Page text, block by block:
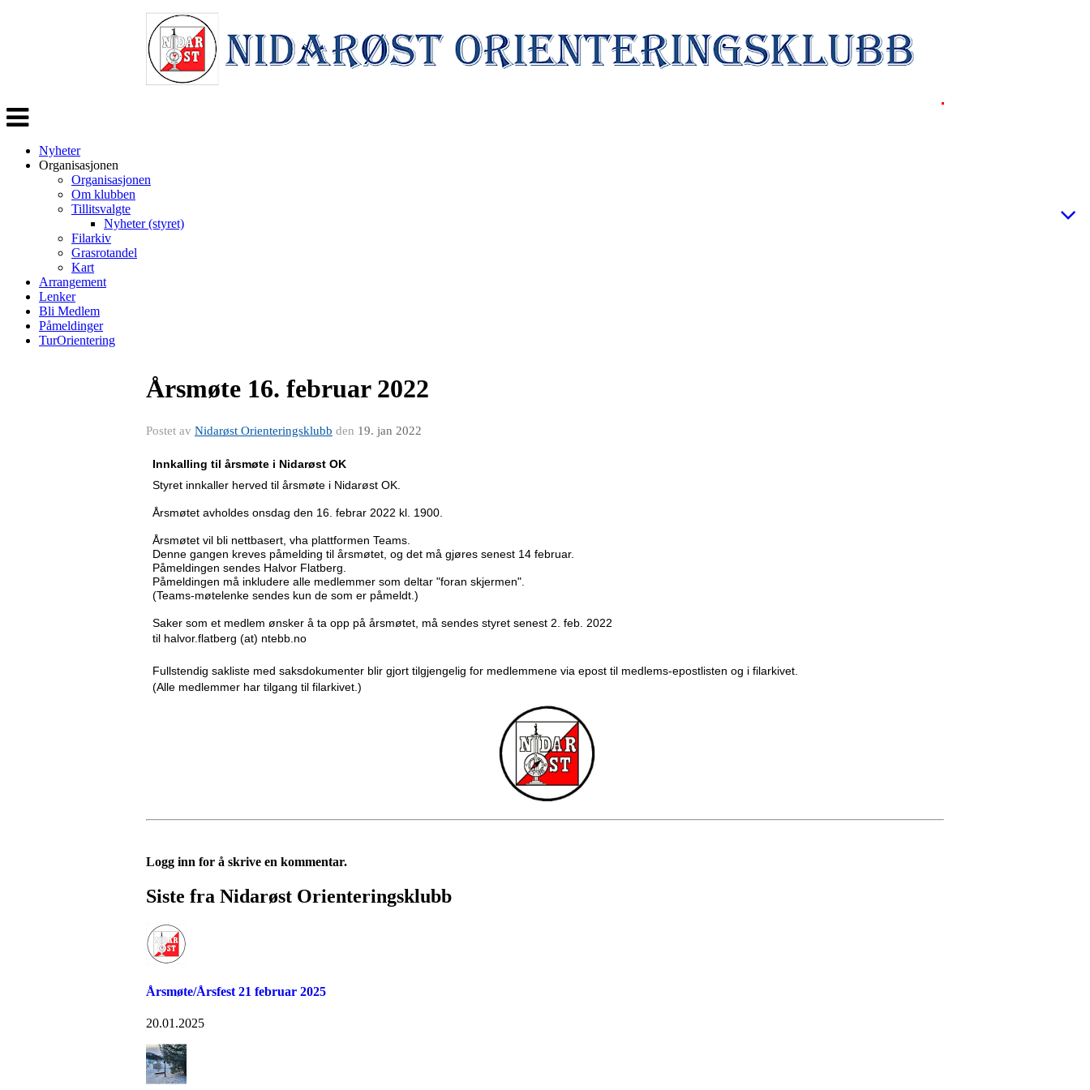
Veksle
navigasjon
Nyheter
Organisasjonen
Organisasjonen
Om klubben
Tillitsvalgte
Nyheter (styret)
Filarkiv
Grasrotandel
Kart
Arrangement
Lenker
Bli Medlem
Påmeldinger
TurOrientering
Årsmøte 16. februar 2022
Postet av Nidarøst Orienteringsklubb den 19. jan 2022
Innkalling til årsmøte i Nidarøst OK
Styret innkaller herved til årsmøte i Nidarøst OK.
Årsmøtet avholdesonsdag den 16. febrar 2022 kl. 1900.
Årsmøtet vil bli nettbasert, vha plattformen Teams.
Denne gangen kreves påmelding til årsmøtet, og det må gjøres senest 14 februar.
Påmeldingen sendes Halvor Flatberg.
Påmeldingen må inkludere alle medlemmer som deltar "foran skjermen".
(Teams-møtelenke sendes kun de som er påmeldt.)
Saker som et medlem ønsker å ta opp på årsmøtet, må sendes styret senest2 feb. 2022
til halvor.flatberg (at) ntebb. no
Fullstendig sakliste med saksdokumenter blir gjort tilgjengelig for medlemmenevia epost til medlems-epostlisten og i filarkivet.
(Alle medlemmer har tilgang til filarkivet.)
Logg inn for å skrive en kommentar.
Siste fra Nidarøst Orienteringsklubb
Årsmøte/Årsfest 21 februar 2025
20.01.2025